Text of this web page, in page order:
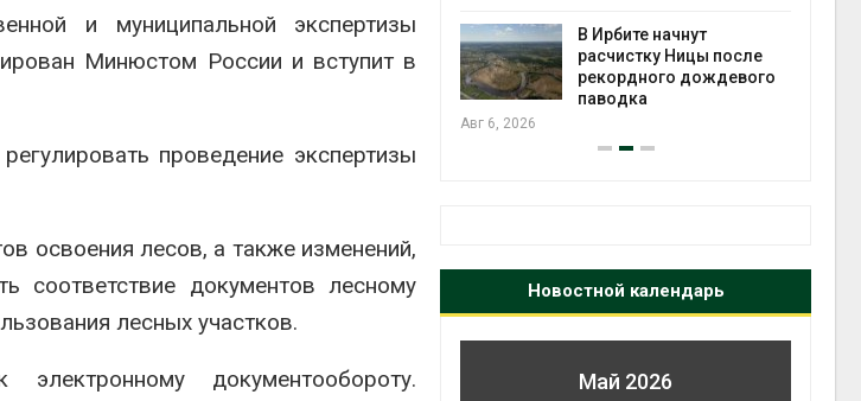
и муниципальной экспертизы
Минюстом России и вступит в
проведение экспертизы
освоения лесов, а также изменений,
соответствие документов лесному
лесных участков.
документообороту.
Европа теряет всё
больше лесной
биомассы из-за засух,
вредителей и рубок
В Ирбите начнут
расчистку Ницы после
рекордного дождевого
паводка
Авг 6, 2026
Новостной календарь
Май 2026